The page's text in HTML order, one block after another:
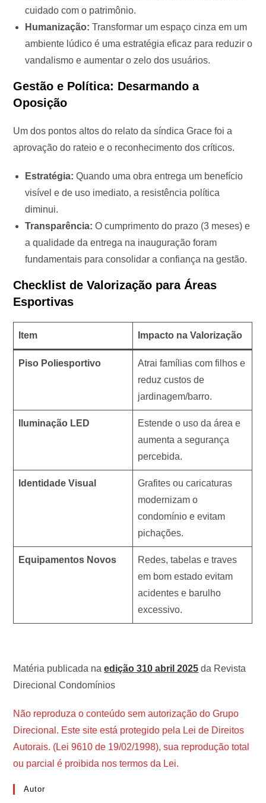
cuidado com o patrimônio.
Humanização: Transformar um espaço cinza em um
ambiente lúdico é uma estratégia eficaz para reduzir o
vandalismo e aumentar o zelo dos usuários.
Gestão e Política: Desarmando a
Oposição
Um dos pontos altos do relato da síndica Grace foi a
aprovação do rateio e o reconhecimento dos críticos.
Estratégia: Quando uma obra entrega um benefício
visível e de uso imediato, a resistência política
diminui.
Transparência: O cumprimento do prazo (3 meses) e
a qualidade da entrega na inauguração foram
fundamentais para consolidar a confiança na gestão.
Checklist de Valorização para Áreas
Esportivas
Item Impacto na Valorização
Piso Poliesportivo
Atrai famílias com filhos e
reduz custos de
jardinagem/barro.
Iluminação LED
Estende o uso da área e
aumenta a segurança
percebida.
Identidade Visual
Grafites ou caricaturas
modernizam o
condomínio e evitam
pichações.
Equipamentos Novos
Redes, tabelas e traves
em bom estado evitam
acidentes e barulho
excessivo.
Matéria publicada na edição 310 abril 2025 da Revista
Direcional Condomínios
Não reproduza o conteúdo sem autorização do Grupo
Direcional. Este site está protegido pela Lei de Direitos
Autorais. (Lei 9610 de 19/02/1998), sua reprodução total
ou parcial é proibida nos termos da Lei.
Autor